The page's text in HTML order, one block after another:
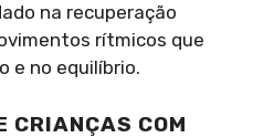
na recuperação
rítmicos que
e no equilíbrio.
CRIANÇAS COM